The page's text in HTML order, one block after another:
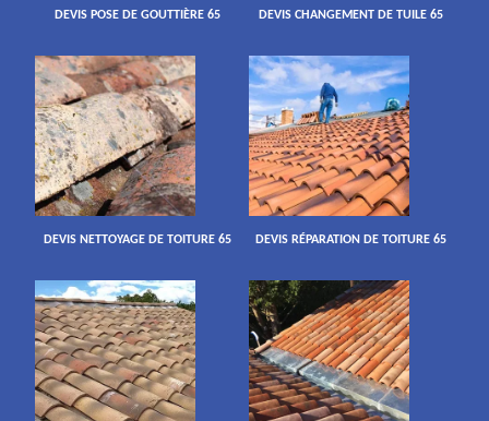
DEVIS POSE DE GOUTTIÈRE 65 DEVIS CHANGEMENT DE TUILE 65
DEVIS NETTOYAGE DE TOITURE 65 DEVIS RÉPARATION DE TOITURE 65